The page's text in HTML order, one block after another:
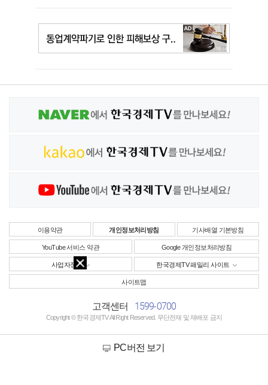
이용약관 개인정보처리방침 기사배열 기본방침
YouTube 서비스 약관 Google 개인정보처리방침
사업자정보 한국경제TV 패밀리 사이트
사이트맵
고객센터 1599-0700
Copyright © 한국경제TV All Right Reserved. 무단전재 및 재배포 금지
PC버전 보기